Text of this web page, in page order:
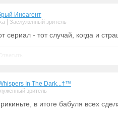
Иноагент
Заслуженный зритель
сериал - тот случай, когда и
In The Dark...†™
зритель
в итоге бабуля всех